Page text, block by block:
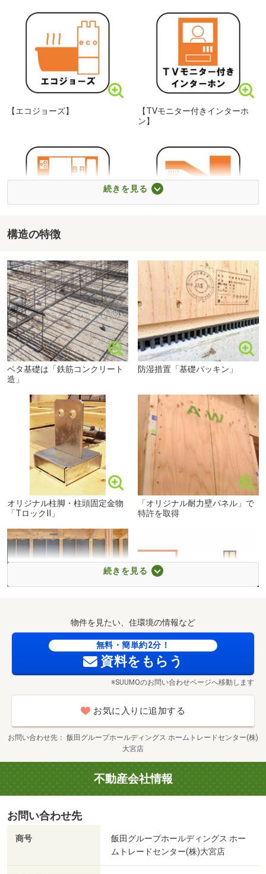
さいたま市立大宮別所小学校まで1380m 徒歩18分
さいたま市立宮原中学校まで1220m 徒歩16分
さいたま市立奈良保育園まで900m 自転車4分
さいたま北部医療センターまで2770m 車6分
◆ご見学の予約について
鍵の手配が必要な場合があるため、お早目にご予約いただ
けますと
スムーズにご案内が可能でございます。
当日はスマホなどで物件で写真撮影も可能でございます
◇ご見学希望は≪見学予約（無料）≫ボタンから予約可能
当日見学希望の際は、電話ボタン（青色）からお気軽にご
連絡下さい♪
平日やお仕事前・後のご見学もお待ちしております♪
◇◆◇◆◇◆◇◆◇◆◇◆◇◆◇◆◇◆◇◆◇◆◇◆
【エコジョーズ】
【TVモニター付きインターホ
ン】
続きを見る
構造の特徴
ベタ基礎は「鉄筋コンクリート
造」
防湿措置「基礎パッキン」
オリジナル柱脚・柱頭固定金物
「TロックⅡ」
「オリジナル耐力壁パネル」で
特許を取得
水に強い成形型断熱材「ポリス
チレンフォーム」
強い耐震性に貢献「厚床合板」
続きを見る
物件を見たい、住環境の情報など
無料・簡単約2分！
資料をもらう
※SUUMOのお問い合わせページへ移動します
お気に入りに追加する
お問い合わせ先
飯田グループホールディングス ホームトレードセンター(株)
大宮店
不動産会社情報
お問い合わせ先
商号
飯田グループホールディングス ホー
ムトレードセンター(株)大宮店